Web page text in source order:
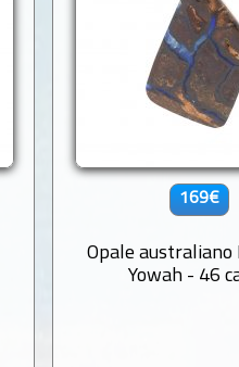
169€
Opale australiano
Yowah - 46